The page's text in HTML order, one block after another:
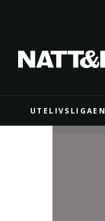
UTELIVSLIGAEN